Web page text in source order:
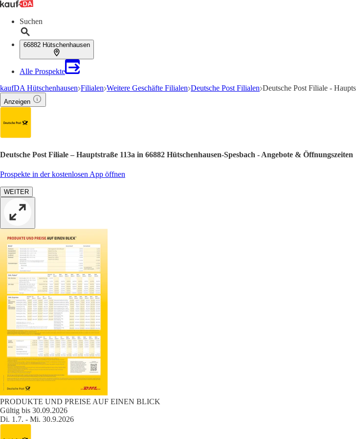
Suchen
66882 Hütschenhausen
Alle Prospekte
kaufDA Hütschenhausen Filialen Weitere Geschäfte Filialen Deutsche Post Filialen Deutsche Post Filiale -
Anzeigen
Deutsche Post Filiale – Hauptstraße 113a in 66882 Hütschenhausen-Spesbach - Angebote & Öffnungszeiten
Prospekte in der kostenlosen App öffnen
WEITER
PRODUKTE UND PREISE AUF EINEN BLICK
Gültig bis 30.09.2026
Di. 1.7. - Mi. 30.9.2026